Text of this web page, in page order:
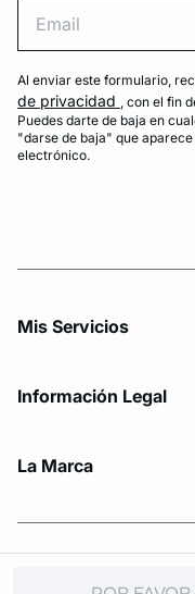
Al enviar este formulario,
de privacidad , con el fin
Puedes darte de baja en
"darse de baja" que
electrónico.
Mis Servicios
Información Legal
La Marca